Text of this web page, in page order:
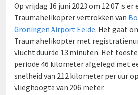
Op vrijdag 16 juni 2023 om 12:07 is er
Traumahelikopter vertrokken van
Groningen Airport Eelde. Het gaat
Traumahelikopter met
vlucht duurde 13 minuten. Het
periode 46 kilometer afgelegd met
snelheid van 212 kilometer per uur
vlieghoogte van 206 meter.